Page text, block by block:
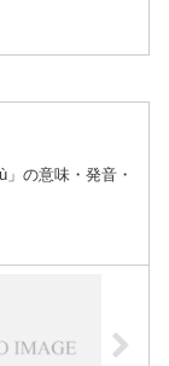
の意味・発音・